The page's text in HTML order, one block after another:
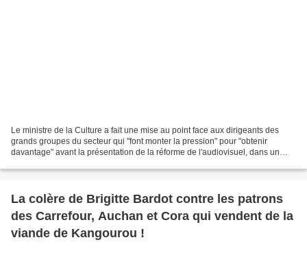
Le ministre de la Culture a fait une mise au point face aux dirigeants des
grands groupes du secteur qui "font monter la pression" pour "obtenir
davantage" avant la présentation de la réforme de l'audiovisuel, dans un
La colère de Brigitte Bardot contre les patrons
des Carrefour, Auchan et Cora qui vendent de la
viande de Kangourou !